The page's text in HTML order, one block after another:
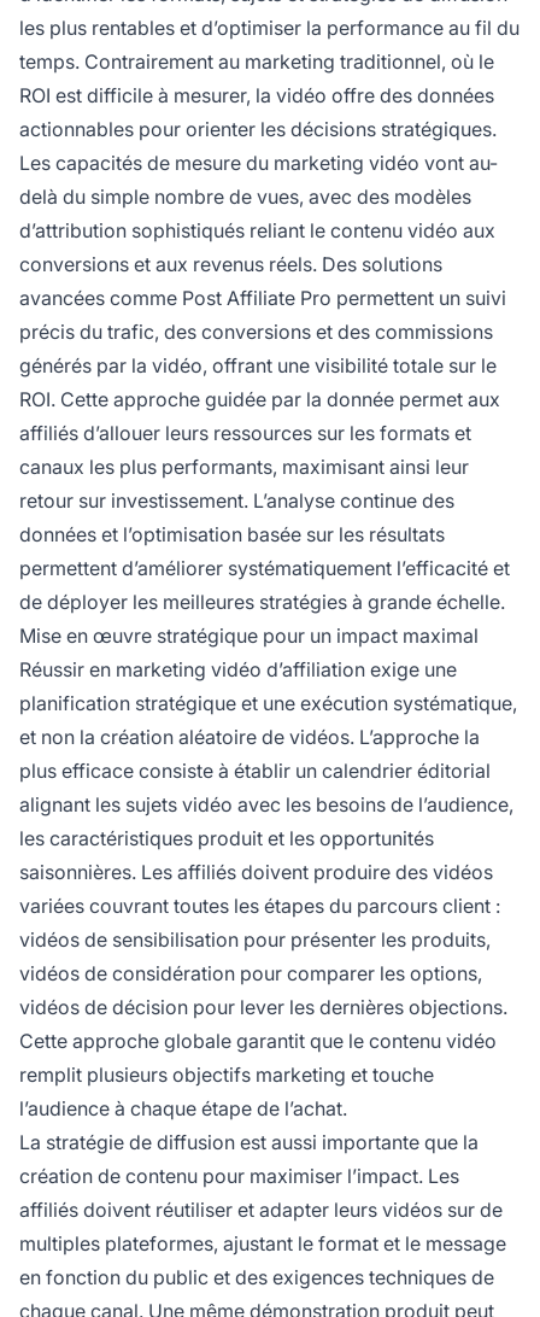
les plus rentables et d’optimiser la performance au fil du
temps. Contrairement au marketing traditionnel, où le
ROI est difficile à mesurer, la vidéo offre des données
actionnables pour orienter les décisions stratégiques.
Les capacités de mesure du marketing vidéo vont au-
delà du simple nombre de vues, avec des modèles
d’attribution sophistiqués reliant le contenu vidéo aux
conversions et aux revenus réels. Des solutions
avancées comme Post Affiliate Pro permettent un suivi
précis du trafic, des conversions et des commissions
générés par la vidéo, offrant une visibilité totale sur le
ROI. Cette approche guidée par la donnée permet aux
affiliés d’allouer leurs ressources sur les formats et
canaux les plus performants, maximisant ainsi leur
retour sur investissement. L’analyse continue des
données et l’optimisation basée sur les résultats
permettent d’améliorer systématiquement l’efficacité et
de déployer les meilleures stratégies à grande échelle.
Mise en œuvre stratégique pour un impact maximal
Réussir en marketing vidéo d’affiliation exige une
planification stratégique et une exécution systématique,
et non la création aléatoire de vidéos. L’approche la
plus efficace consiste à établir un calendrier éditorial
alignant les sujets vidéo avec les besoins de l’audience,
les caractéristiques produit et les opportunités
saisonnières. Les affiliés doivent produire des vidéos
variées couvrant toutes les étapes du parcours client :
vidéos de sensibilisation pour présenter les produits,
vidéos de considération pour comparer les options,
vidéos de décision pour lever les dernières objections.
Cette approche globale garantit que le contenu vidéo
remplit plusieurs objectifs marketing et touche
l’audience à chaque étape de l’achat.
La stratégie de diffusion est aussi importante que la
création de contenu pour maximiser l’impact. Les
affiliés doivent réutiliser et adapter leurs vidéos sur de
multiples plateformes, ajustant le format et le message
en fonction du public et des exigences techniques de
chaque canal. Une même démonstration produit peut